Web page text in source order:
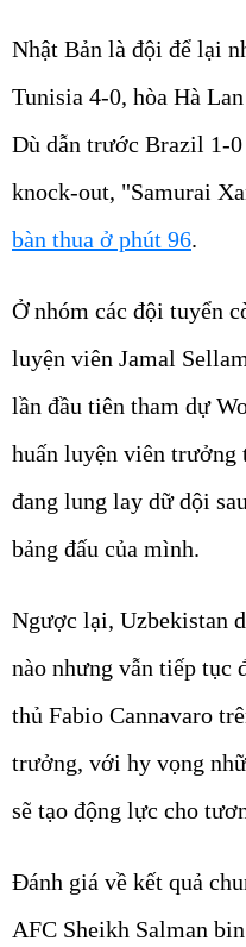
Nhật Bản là đội để lại
Tunisia 4-0, hòa Hà
Dù dẫn trước Brazil 1-
knock-out, "Samurai
bàn thua ở phút 96.
Ở nhóm các đội tuyển
luyện viên Jamal
lần đầu tiên tham dự
huấn luyện viên trưởng
đang lung lay dữ dội
bảng đấu của mình.
Ngược lại, Uzbekistan
nào nhưng vẫn tiếp tục
thủ Fabio Cannavaro
trưởng, với hy vọng
sẽ tạo động lực cho
Đánh giá về kết quả
AFC Sheikh Salman